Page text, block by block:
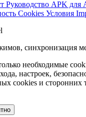
Руководство APK для
Cookies Условия
синхронизация
необходимые
настроек,
cookies и сторонних